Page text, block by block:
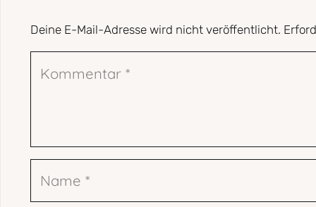
Deine E-Mail-Adresse wird nicht veröffentlicht.